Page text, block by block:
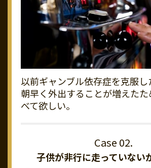
以前ギャンブル依存症を克服し
朝早く外出することが増えた
べて欲しい。
子供が非行に走っていない